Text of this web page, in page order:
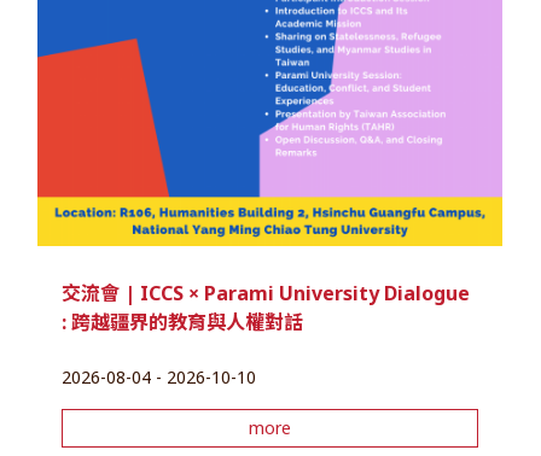
交流會 | ICCS × Parami University Dialogue
: 跨越疆界的教育與人權對話
2026-08-04 - 2026-10-10
more